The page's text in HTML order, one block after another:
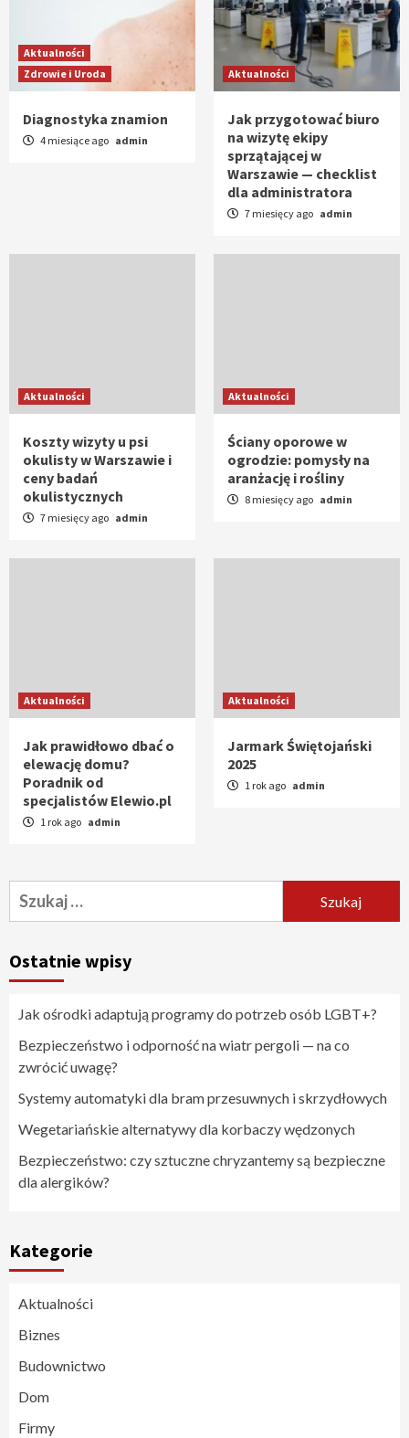
Aktualności
Zdrowie i Uroda
Diagnostyka znamion
4 miesiące ago admin
Aktualności
Jak przygotować biuro
na wizytę ekipy
sprzątającej w
Warszawie — checklist
dla administratora
7 miesięcy ago admin
Aktualności
Koszty wizyty u psi
okulisty w Warszawie i
ceny badań
okulistycznych
7 miesięcy ago admin
Aktualności
Ściany oporowe w
ogrodzie: pomysły na
aranżację i rośliny
8 miesięcy ago admin
Aktualności
Jak prawidłowo dbać o
elewację domu?
Poradnik od
specjalistów Elewio.pl
1 rok ago admin
Aktualności
Jarmark Świętojański
2025
1 rok ago admin
Szukaj:
Ostatnie wpisy
Jak ośrodki adaptują programy do potrzeb osób LGBT+?
Bezpieczeństwo i odporność na wiatr pergoli — na co
zwrócić uwagę?
Systemy automatyki dla bram przesuwnych i skrzydłowych
Wegetariańskie alternatywy dla korbaczy wędzonych
Bezpieczeństwo: czy sztuczne chryzantemy są bezpieczne
dla alergików?
Kategorie
Aktualności
Biznes
Budownictwo
Dom
Firmy